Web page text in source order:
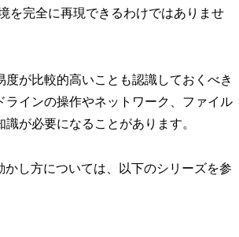
を完全に再現できるわけではありませ
度が比較的高いことも認識しておくべき
ラインの操作やネットワーク、ファイル
識が必要になることがあります。
かし方については、以下のシリーズを参